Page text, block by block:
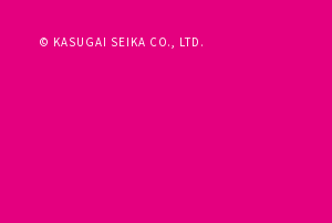
© KASUGAI SEIKA CO., LTD.